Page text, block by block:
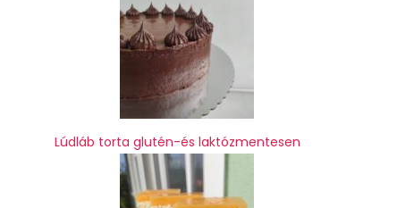
Lúdláb torta glutén-és laktózmentesen